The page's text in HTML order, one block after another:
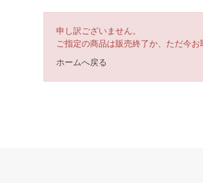
申し訳ございません。
ご指定の商品は販売終了か、ただ今お
ホームへ戻る